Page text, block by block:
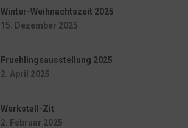
Winter-Weihnachtszeit 2025
15. Dezember 2025
Fruehlingsausstellung 2025
2. April 2025
Werkstall-Zit
2. Februar 2025